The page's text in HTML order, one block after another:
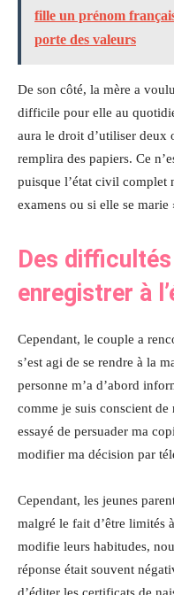
fille un prénom
porte des valeurs
De son côté, la mère a
difficile pour elle au
aura le droit d’utiliser deux
remplira des papiers. Ce
puisque l’état civil complet
examens ou si elle se
Des
enregistrer à
Cependant, le couple a
s’est agi de se rendre à la
personne m’a d’abord
comme je suis conscient
essayé de persuader ma
modifier ma décision par
Cependant, les jeunes
malgré le fait d’être limités
modifie leurs habitudes,
réponse était souvent
d’éditer les certificats de